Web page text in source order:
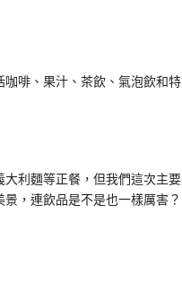
啡、果汁、茶飲、氣泡飲和
利麵等正餐，但我們這次主
，連飲品是不是也一樣厲害？